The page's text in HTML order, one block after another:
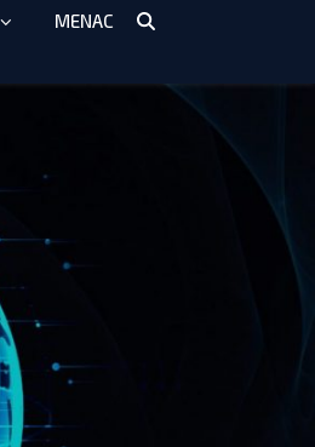
MENAC